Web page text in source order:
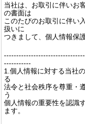
当社は、お取引に伴いお
の書面は
このたびのお取引に伴い
扱いに
つきまして、個人情報保
-----------
1.個人情報に対する当社
る
法令と社会秩序を尊重・
う
個人情報の重要性を認識
ます。